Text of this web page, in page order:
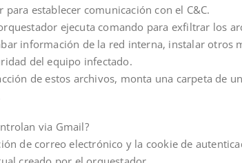
para establecer comunicación con el C&C.
ejecuta comando para exfiltrar los
información de la red interna, instalar otros
del equipo infectado.
de estos archivos, monta una carpeta de
via Gmail?
de correo electrónico y la cookie de